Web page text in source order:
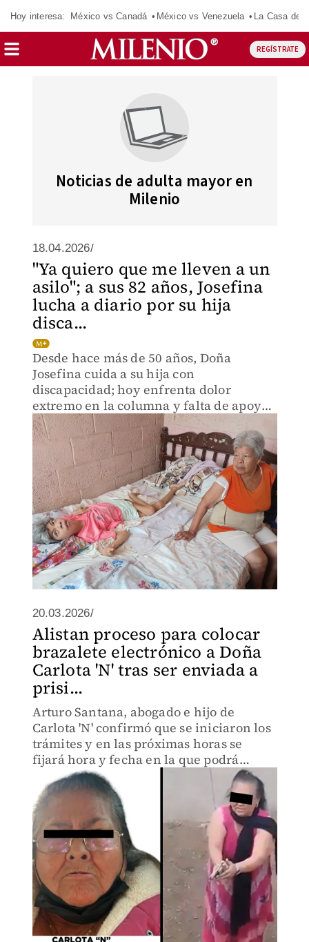
Hoy interesa: México vs Canadá México vs Venezuela La Casa de
REGÍSTRATE
Noticias de adulta mayor en
Milenio
18.04.2026/
"Ya quiero que me lleven a un
asilo"; a sus 82 años, Josefina
lucha a diario por su hija
disca...
Desde hace más de 50 años, Doña
Josefina cuida a su hija con
discapacidad; hoy enfrenta dolor
extremo en la columna y falta de apoyo
médico en Tampico.
20.03.2026/
Alistan proceso para colocar
brazalete electrónico a Doña
Carlota 'N' tras ser enviada a
prisi...
Arturo Santana, abogado e hijo de
Carlota 'N' confirmó que se iniciaron los
trámites y en las próximas horas se
fijará hora y fecha en la que podrá
abandonar el penal.